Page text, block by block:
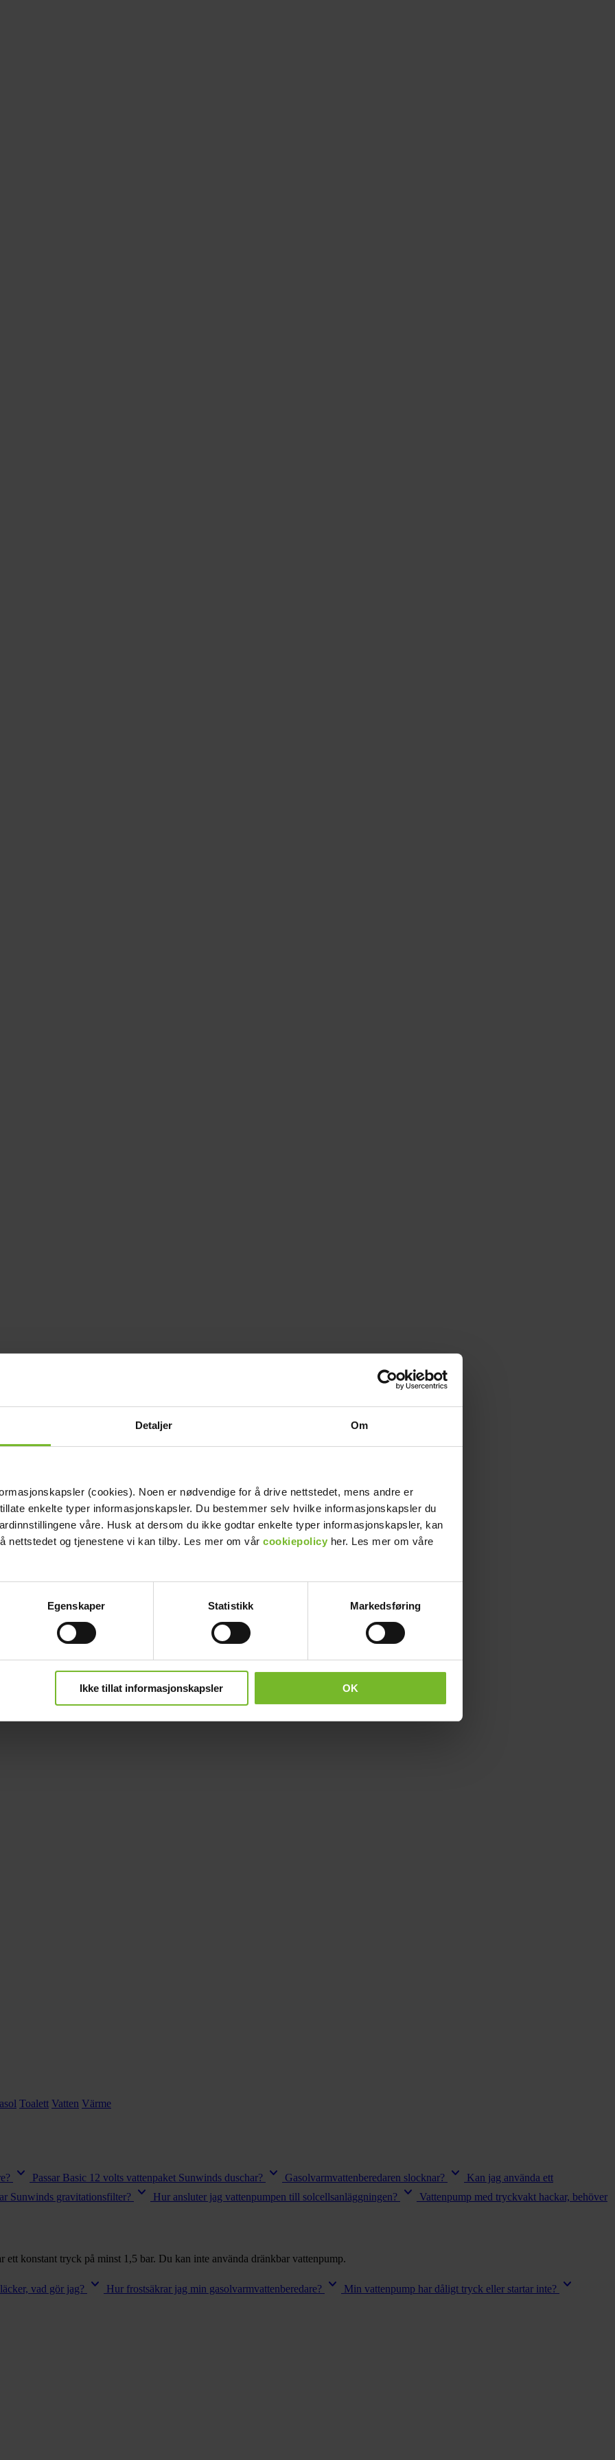
Detaljer Om
(cookies). Noen er nødvendige for å drive nettstedet, mens andre er
enkelte typer informasjonskapsler. Du bestemmer selv hvilke informasjonskapsler du
våre. Husk at dersom du ikke godtar enkelte typer informasjonskapsler, kan
nettstedet og tjenestene vi kan tilby. Les mer om vår cookiepolicy her. Les mer om våre
Egenskaper Statistikk Markedsføring
Ikke tillat informasjonskapsler OK
Toalett Vatten Värme
keyboard_arrow_down Passar Basic 12 volts vattenpaket Sunwinds duschar? keyboard_arrow_down Gasolvarmvattenberedaren slocknar? keyboard_arrow_down
Kan jag använda ett
Sunwinds gravitationsfilter? keyboard_arrow_down Hur ansluter jag vattenpumpen till solcellsanläggningen? keyboard_arrow_down
Vattenpump med tryckvakt hackar, behöver
ett konstant tryck på minst 1,5 bar. Du kan inte använda dränkbar vattenpump.
vad gör jag? keyboard_arrow_down Hur frostsäkrar jag min gasolvarmvattenberedare? keyboard_arrow_down Min vattenpump har dåligt tryck eller startar inte? keyboard_arrow_down